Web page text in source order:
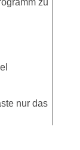
nur das